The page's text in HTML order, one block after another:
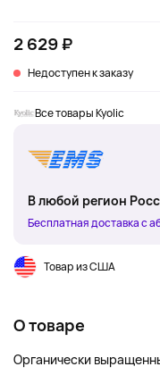
2 629 ₽
Недоступен к заказу
Все товары Kyolic
В любой регион
Бесплатная доставка с
Товар из США
О товаре
Органически